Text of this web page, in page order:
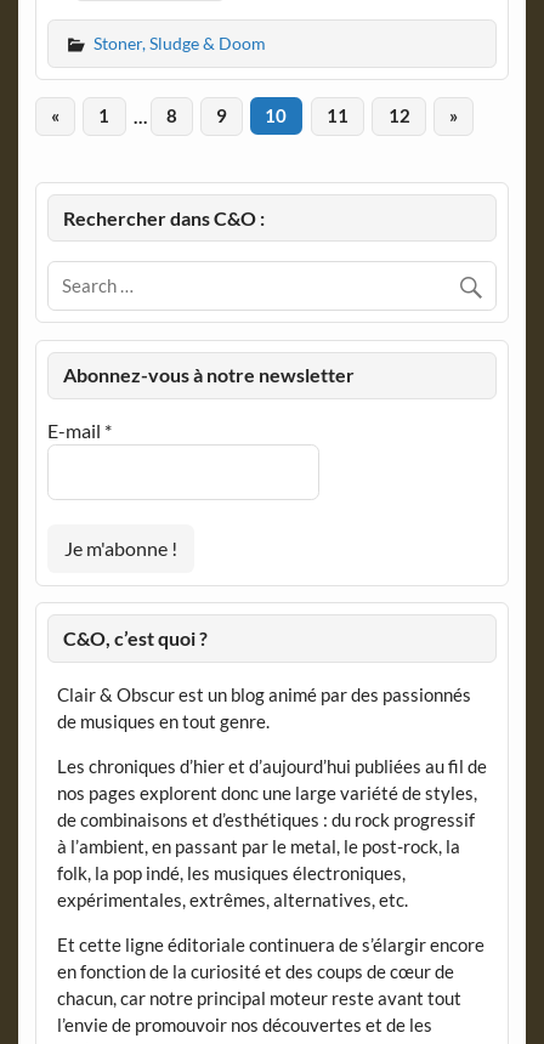
Stoner, Sludge & Doom
« 1 8 9 10 11 12 »
Rechercher dans C&O :
Abonnez-vous à notre newsletter
E-mail *
C&O, c’est quoi ?
Clair & Obscur est un blog animé par des passionnés
de musiques en tout genre.
Les chroniques d’hier et d’aujourd’hui publiées au fil de
nos pages explorent donc une large variété de styles,
de combinaisons et d’esthétiques : du rock progressif
à l’ambient, en passant par le metal, le post-rock, la
folk, la pop indé, les musiques électroniques,
expérimentales, extrêmes, alternatives, etc.
Et cette ligne éditoriale continuera de s’élargir encore
en fonction de la curiosité et des coups de cœur de
chacun, car notre principal moteur reste avant tout
l’envie de promouvoir nos découvertes et de les